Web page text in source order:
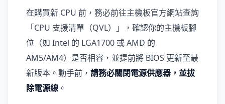
在購買新 CPU 前，務必前往主機板官方網站查詢
「CPU 支援清單（QVL）」，確認你的主機板腳
位（如 Intel 的 LGA1700 或 AMD 的
AM5/AM4）是否相容，並提前將 BIOS 更新至最
新版本。動手前， 請務必關閉電源供應器，並拔
除電源線 。